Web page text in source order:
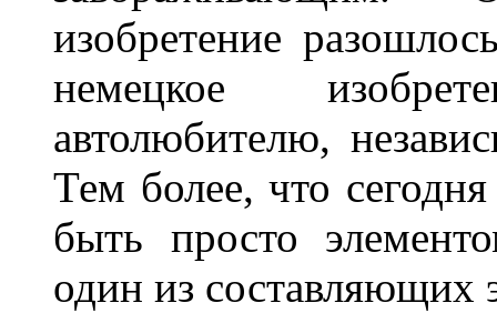
изобретение
немецкое
автолюбителю,
Тем более, что сегодня
быть просто
один из